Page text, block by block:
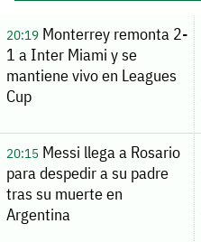
20:19Monterrey remonta 2-
1 a Inter Miami y se
mantiene vivo en Leagues
Cup
20:15Messi llega a Rosario
para despedir a su padre
tras su muerte en
Argentina